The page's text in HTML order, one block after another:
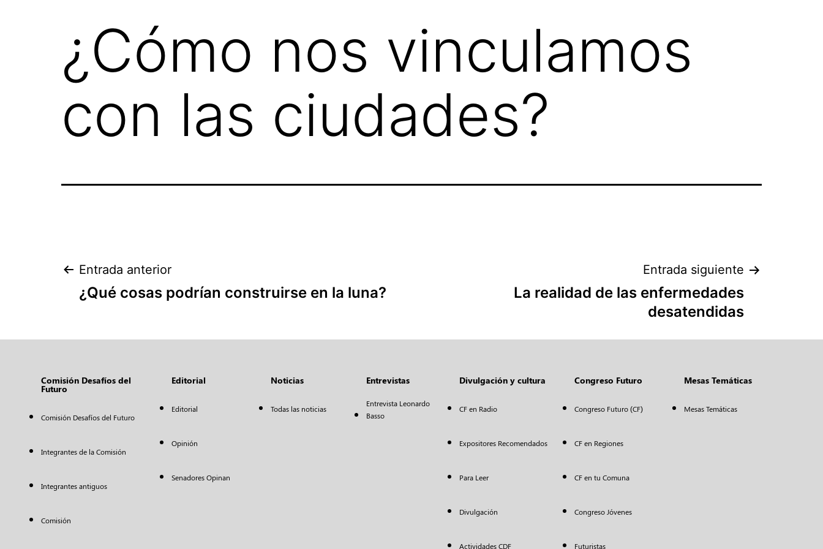
¿Cómo nos vinculamos
con las ciudades?
Entrada anterior
¿Qué cosas podrían construirse en la luna?
Entrada siguiente
La realidad de las enfermedades
desatendidas
Comisión Desafíos del
Futuro
Comisión Desafíos del Futuro
Integrantes de la Comisión
Integrantes antiguos
Comisión
Editorial
Editorial
Opinión
Senadores Opinan
Noticias
Todas las noticias
Entrevistas
Entrevista Leonardo
Basso
Divulgación y cultura
CF en Radio
Expositores Recomendados
Para Leer
Divulgación
Actividades CDF
Congreso Futuro
Congreso Futuro (CF)
CF en Regiones
CF en tu Comuna
Congreso Jóvenes
Futuristas
Mesas Temáticas
Mesas Temáticas